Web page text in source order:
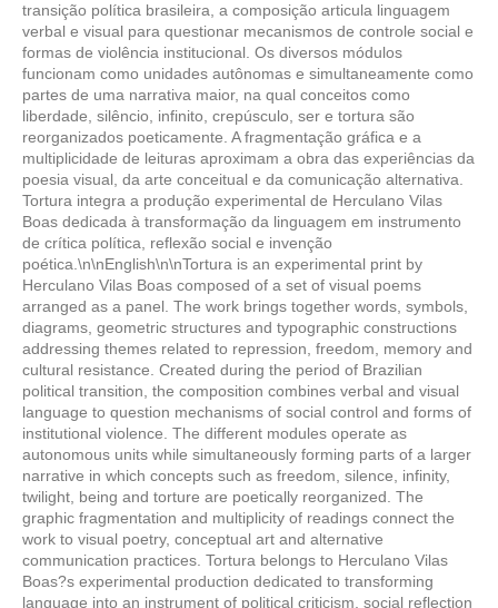
transição política brasileira, a composição articula linguagem
verbal e visual para questionar mecanismos de controle social e
formas de violência institucional. Os diversos módulos
funcionam como unidades autônomas e simultaneamente como
partes de uma narrativa maior, na qual conceitos como
liberdade, silêncio, infinito, crepúsculo, ser e tortura são
reorganizados poeticamente. A fragmentação gráfica e a
multiplicidade de leituras aproximam a obra das experiências da
poesia visual, da arte conceitual e da comunicação alternativa.
Tortura integra a produção experimental de Herculano Vilas
Boas dedicada à transformação da linguagem em instrumento
de crítica política, reflexão social e invenção
poética.\n\nEnglish\n\nTortura is an experimental print by
Herculano Vilas Boas composed of a set of visual poems
arranged as a panel. The work brings together words, symbols,
diagrams, geometric structures and typographic constructions
addressing themes related to repression, freedom, memory and
cultural resistance. Created during the period of Brazilian
political transition, the composition combines verbal and visual
language to question mechanisms of social control and forms of
institutional violence. The different modules operate as
autonomous units while simultaneously forming parts of a larger
narrative in which concepts such as freedom, silence, infinity,
twilight, being and torture are poetically reorganized. The
graphic fragmentation and multiplicity of readings connect the
work to visual poetry, conceptual art and alternative
communication practices. Tortura belongs to Herculano Vilas
Boas?s experimental production dedicated to transforming
language into an instrument of political criticism, social reflection